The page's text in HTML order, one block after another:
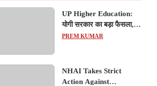
UP Higher Education:
योगी सरकार का बड़ा फैसला,
यूपी में 3 नए प्राइवेट
PREM KUMAR
NHAI Takes Strict
Action Against